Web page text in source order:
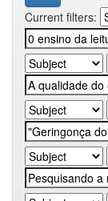
Current filters: